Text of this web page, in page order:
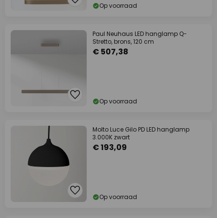
Op voorraad
Paul Neuhaus LED hanglamp Q-
Stretto, brons, 120 cm
€ 507,38
Op voorraad
Molto Luce Gilo PD LED hanglamp
3.000K zwart
€ 193,09
Op voorraad